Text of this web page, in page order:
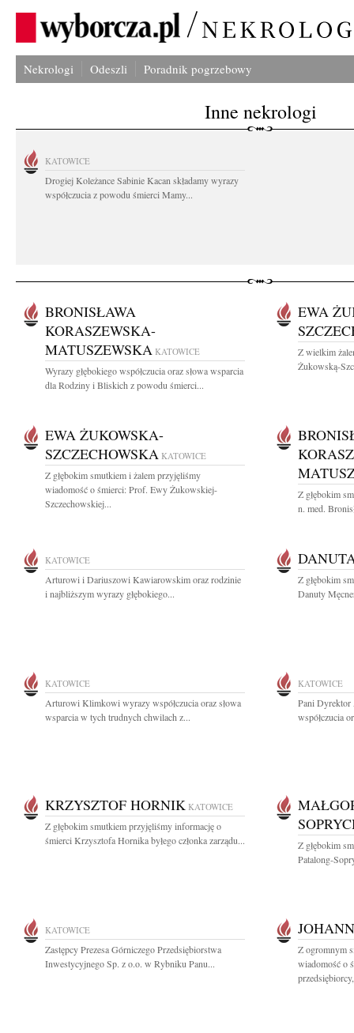
Nekrologi Odeszli Poradnik pogrzebowy
Inne nekrologi
KATOWICE
Drogiej Koleżance Sabinie Kacan składamy wyrazy
współczucia z powodu śmierci Mamy...
BRONISŁAWA
KORASZEWSKA-
MATUSZEWSKA KATOWICE
Wyrazy głębokiego współczucia oraz słowa wsparcia
dla Rodziny i Bliskich z powodu śmierci...
EWA
Z wielkim
Żukowską-
EWA ŻUKOWSKA-
SZCZECHOWSKA KATOWICE
Z głębokim smutkiem i żalem przyjęliśmy
wiadomość o śmierci: Prof. Ewy Żukowskiej-
Szczechowskiej...
Z głębokim
n. med.
KATOWICE
Arturowi i Dariuszowi Kawiarowskim oraz rodzinie
i najbliższym wyrazy głębokiego...
Z głębokim
Danuty
KATOWICE
Arturowi Klimkowi wyrazy współczucia oraz słowa
wsparcia w tych trudnych chwilach z...
KATOWICE
Pani Dyrektor
współczucia
KRZYSZTOF HORNIK KATOWICE
Z głębokim smutkiem przyjęliśmy informację o
śmierci Krzysztofa Hornika byłego członka zarządu...
Z głębokim
Patalong-
KATOWICE
Zastępcy Prezesa Górniczego Przedsiębiorstwa
Inwestycyjnego Sp. z o.o. w Rybniku Panu...
Z ogromnym
wiadomość o